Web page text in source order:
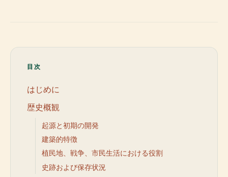
目次
はじめに
歴史概観
起源と初期の開発
建築的特徴
植民地、戦争、市民生活における役割
史跡および保存状況